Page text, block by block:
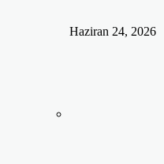
Haziran 24, 2026